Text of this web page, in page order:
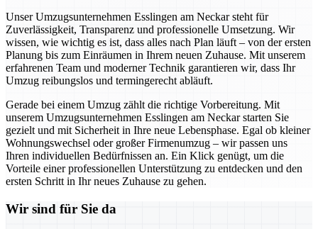
Unser Umzugsunternehmen Esslingen am Neckar steht für
Zuverlässigkeit, Transparenz und professionelle Umsetzung. Wir
wissen, wie wichtig es ist, dass alles nach Plan läuft – von der ersten
Planung bis zum Einräumen in Ihrem neuen Zuhause. Mit unserem
erfahrenen Team und moderner Technik garantieren wir, dass Ihr
Umzug reibungslos und termingerecht abläuft.
Gerade bei einem Umzug zählt die richtige Vorbereitung. Mit
unserem Umzugsunternehmen Esslingen am Neckar starten Sie
gezielt und mit Sicherheit in Ihre neue Lebensphase. Egal ob kleiner
Wohnungswechsel oder großer Firmenumzug – wir passen uns
Ihren individuellen Bedürfnissen an. Ein Klick genügt, um die
Vorteile einer professionellen Unterstützung zu entdecken und den
ersten Schritt in Ihr neues Zuhause zu gehen.
Wir sind für Sie da